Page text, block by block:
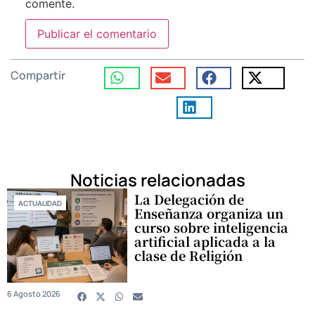
comente.
Compartir
Noticias relacionadas
ACTUALIDAD La Delegación de
Enseñanza organiza un
curso sobre inteligencia
artificial aplicada a la
clase de Religión
6 Agosto 2026